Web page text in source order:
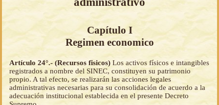
Capítulo I
Regimen economico
Artículo 24°.- (Recursos fisicos) Los activos físicos e intangibles
registrados a nombre del SINEC, constituyen su patrimonio
propio. A tal efecto, se realizarán las acciones legales
administrativas necesarias para su consolidación de acuerdo a la
adecuación institucional establecida en el presente Decreto